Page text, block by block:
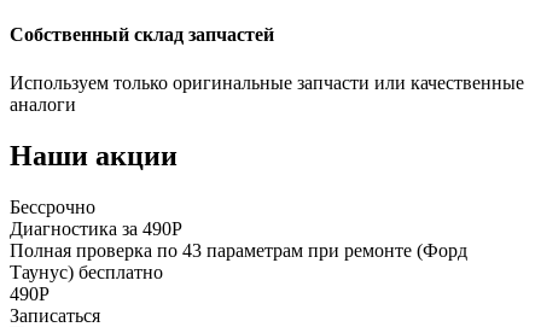
Собственный склад запчастей
Используем только оригинальные запчасти или качественные
аналоги
Наши акции
Бессрочно
Диагностика за 490Р
Полная проверка по 43 параметрам при ремонте (Форд
Таунус) бесплатно
490Р
Записаться